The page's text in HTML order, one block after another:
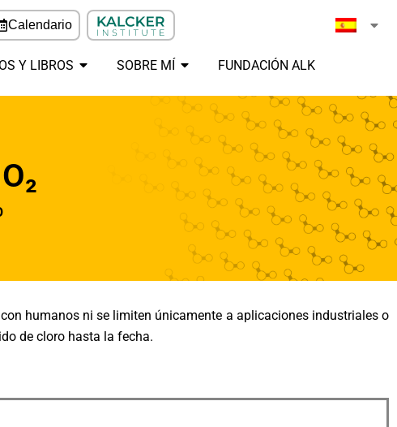
Calendario
Y LIBROS SOBRE MÍ FUNDACIÓN ALK
humanos ni se limiten únicamente a aplicaciones industriales o
de cloro hasta la fecha.